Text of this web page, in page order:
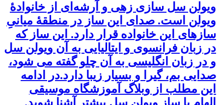
ویولن سل سازی زهی و آرشه‌ای از خانوادهٔ
ویولن است. صدای این ساز در منطقهٔ میانیِ
سازهای این خانواده قرار دارد. این ساز که
در زبان فرانسوی و ایتالیایی به آن ویولن سل
و در زبان انگلیسی به آن چلو گفته می شود،
صدایی بم، گیرا و بسیار زیبا دارد.در ادامه
این مطلب از وبلاگ آموزشگاه موسیقی